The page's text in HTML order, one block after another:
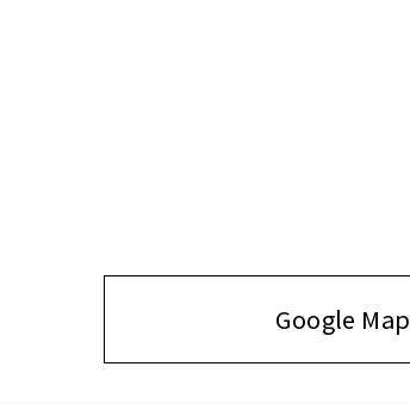
Google Map